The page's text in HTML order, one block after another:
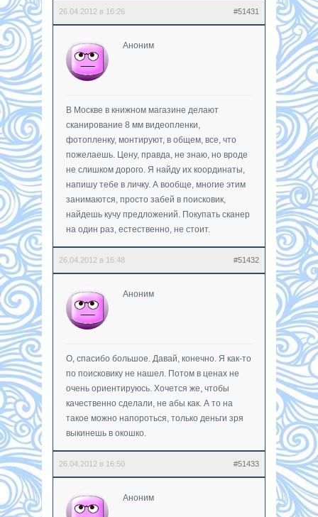
26.04.2012 в 16:26 #51431
Аноним
В Москве в книжном магазине делают
сканирование 8 мм видеопленки,
фотопленку, монтируют, в общем, все, что
пожелаешь. Цену, правда, не знаю, но вроде
не слишком дорого. Я найду их координаты,
напишу тебе в личку. А вообще, многие этим
занимаются, просто забей в поисковик,
найдешь кучу предложений. Покупать сканер
на один раз, естественно, не стоит.
26.04.2012 в 16:48 #51432
Аноним
О, спасибо большое. Давай, конечно. Я как-то
по поисковику не нашел. Потом в ценах не
очень ориентируюсь. Хочется же, чтобы
качественно сделали, не абы как. А то на
такое можно напороться, только деньги зря
выкинешь в окошко.
26.04.2012 в 16:50 #51433
Аноним